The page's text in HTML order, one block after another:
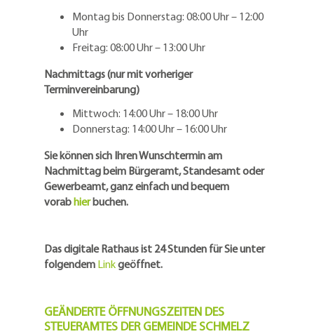
Montag bis Donnerstag: 08:00 Uhr – 12:00
Uhr
Freitag: 08:00 Uhr – 13:00 Uhr
Nachmittags (nur mit vorheriger
Terminvereinbarung)
Mittwoch: 14:00 Uhr – 18:00 Uhr
Donnerstag: 14:00 Uhr – 16:00 Uhr
Sie können sich Ihren Wunschtermin am
Nachmittag beim Bürgeramt, Standesamt oder
Gewerbeamt, ganz einfach und bequem
vorabhierbuchen.
Das digitale Rathaus ist 24 Stunden für Sie unter
folgendem Linkgeöffnet.
GEÄNDERTE ÖFFNUNGSZEITEN DES
STEUERAMTES DER GEMEINDE SCHMELZ